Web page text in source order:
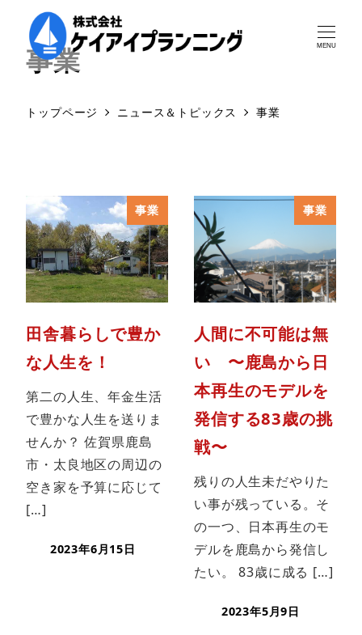
MENU
事業
トップページ ニュース＆トピックス 事業
事業
田舎暮らしで豊か
な人生を！
第二の人生、年金生活
で豊かな人生を送りま
せんか？ 佐賀県鹿島
市・太良地区の周辺の
空き家を予算に応じて
[…]
2023年6月15日
事業
人間に不可能は無
い 〜鹿島から日
本再生のモデルを
発信する83歳の挑
戦〜
残りの人生未だやりた
い事が残っている。そ
の一つ、日本再生のモ
デルを鹿島から発信し
たい。 83歳に成る […]
2023年5月9日